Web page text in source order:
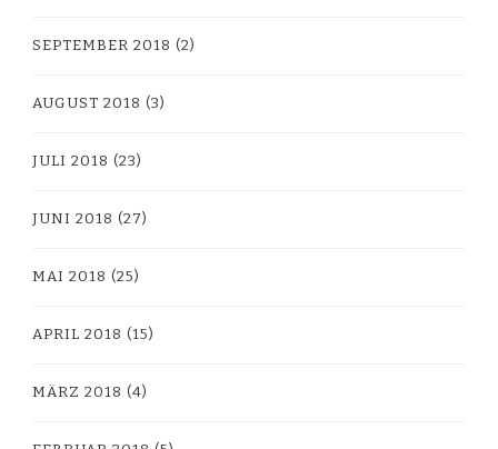
SEPTEMBER 2018 (2)
AUGUST 2018 (3)
JULI 2018 (23)
JUNI 2018 (27)
MAI 2018 (25)
APRIL 2018 (15)
MÄRZ 2018 (4)